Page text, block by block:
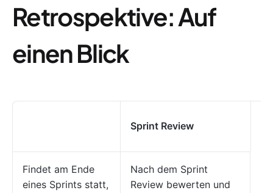
Retrospektive: Auf
einen Blick
Sprint Review
Findet am Ende
eines Sprints statt,
Nach dem Sprint
Review bewerten und